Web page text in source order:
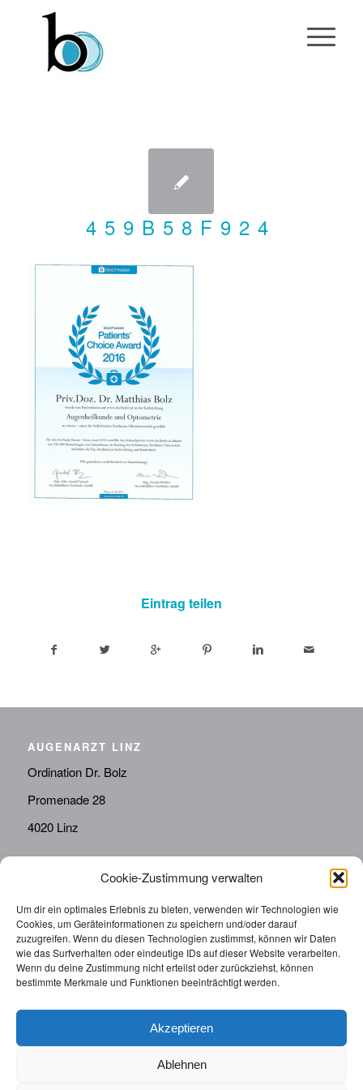
Cookie-Zustimmung verwalten
Um dir ein optimales Erlebnis zu bieten, verwenden wir Technologien wie
Cookies, um Geräteinformationen zu speichern und/oder darauf
zuzugreifen. Wenn du diesen Technologien zustimmst, können wir Daten
wie das Surfverhalten oder eindeutige IDs auf dieser Website verarbeiten.
Wenn du deine Zustimmung nicht erteilst oder zurückziehst, können
bestimmte Merkmale und Funktionen beeinträchtigt werden.
Akzeptieren
Ablehnen
459B58F924
Eintrag teilen
AUGENARZT LINZ
Ordination Dr. Bolz
Promenade 28
4020 Linz
Telefon:
0676814287655
sekretariat@drbolz.at
ORDINATIONSZEITEN
Telefonische Terminvereinbarung: Montag – Freitag von